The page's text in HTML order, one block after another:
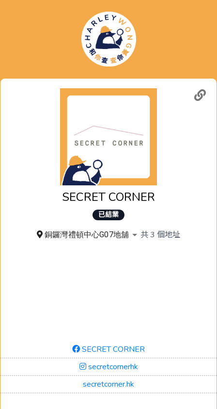
SECRET CORNER
已結業
銅鑼灣禮頓中心G07地舖 共3 個地址
SECRET CORNER
secretcornerhk
secretcorner.hk